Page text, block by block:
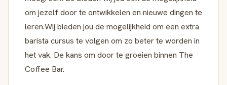
om jezelf door te ontwikkelen en nieuwe dingen te
leren.Wij bieden jou de mogelijkheid om een extra
barista cursus te volgen om zo beter te worden in
het vak. De kans om door te groeien binnen The
Coffee Bar.